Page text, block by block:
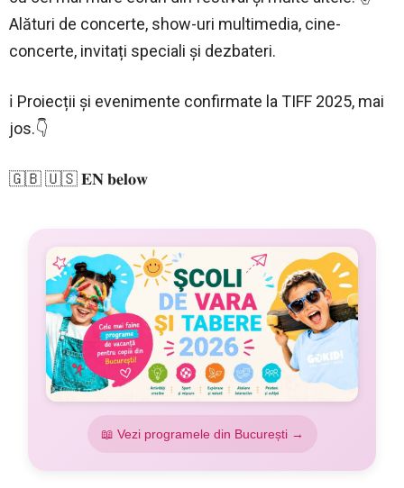
Alături de concerte, show-uri multimedia, cine-
concerte, invitați speciali și dezbateri.
ℹ️ Proiecții și evenimente confirmate la TIFF 2025, mai
jos.👇
🇬🇧 🇺🇸 𝐄𝐍 𝐛𝐞𝐥𝐨𝐰
📖 Vezi programele din București →